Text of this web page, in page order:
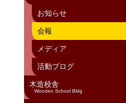
n
お知らせ
会報
メディア
活動ブログ
木造校舎
Wooden School Bldg